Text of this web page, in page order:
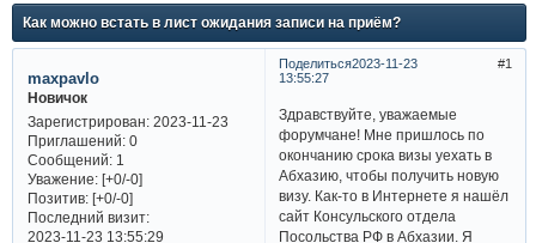
Как можно встать в лист ожидания записи на приём?
Поделиться 1
2023-11-23
13:55:27
maxpavlo
Новичок
Зарегистрирован: 2023-11-23
Приглашений:0
Сообщений:1
Уважение: [+0/-0]
Позитив: [+0/-0]
Последний визит:
2023-11-23 13:55:29
Здравствуйте, уважаемые
форумчане! Мне пришлось по
окончанию срока визы уехать в
Абхазию, чтобы получить новую
визу. Как-то в Интернете я нашёл
сайт Консульского отдела
Посольства РФ в Абхазии. Я